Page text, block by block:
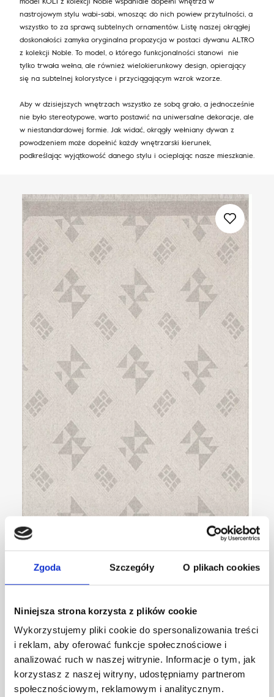
Zgoda Szczegóły O plikach cookies
Niniejsza strona korzysta z plików cookie
Wykorzystujemy pliki cookie do spersonalizowania treści
i reklam, aby oferować funkcje społecznościowe i
analizować ruch w naszej witrynie. Informacje o tym, jak
korzystasz z naszej witryny, udostępniamy partnerom
społecznościowym, reklamowym i analitycznym.
nastrojowym stylu wabi-sabi, wnosząc do nich powiew przytulności, a
wszystko to za sprawą subtelnych ornamentów. Listę naszej okrągłej
doskonałości zamyka oryginalna propozycja w postaci dywanu ALTRO
z kolekcji Noble. To model, o którego funkcjonalności stanowi nie
tylko trwała wełna, ale również wielokierunkowy design, opierający
się na subtelnej kolorystyce i przyciągającym wzrok wzorze.
Aby w dzisiejszych wnętrzach wszystko ze sobą grało, a jednocześnie
nie było stereotypowe, warto postawić na uniwersalne dekoracje, ale
w niestandardowej formie. Jak widać, okrągły wełniany dywan z
powodzeniem może dopełnić każdy wnętrzarski kierunek,
podkreślając wyjątkowość danego stylu i ocieplając nasze mieszkanie.
Noble MANHATTAN jasny szary
100% wełna niebarwiona
KUP TERAZ